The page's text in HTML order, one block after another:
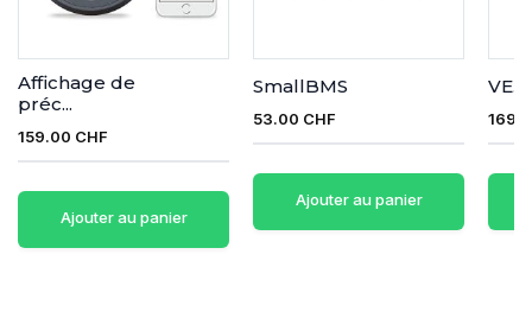
Affichage de
préc...
159.00 CHF
Ajouter au panier
SmallBMS
53.00 CHF
Ajouter au panier
VE.